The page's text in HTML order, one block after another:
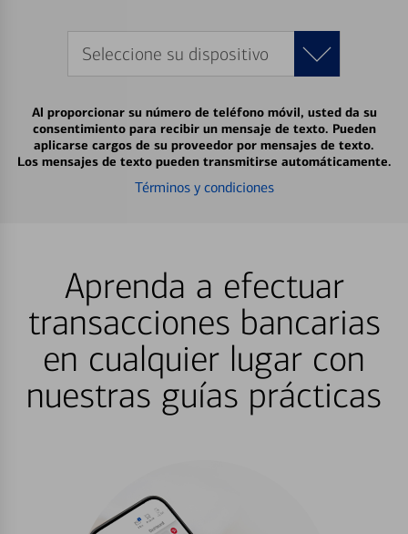
Seleccione su dispositivo
Al proporcionar su número de teléfono móvil, usted da su
consentimiento para recibir un mensaje de texto. Pueden
aplicarse cargos de su proveedor por mensajes de texto.
Los mensajes de texto pueden transmitirse automáticamente.
Términos y condiciones
Aprenda a efectuar
transacciones bancarias
en cualquier lugar con
nuestras guías prácticas